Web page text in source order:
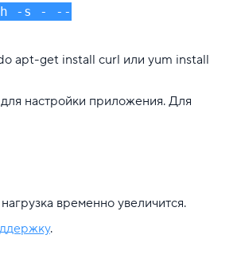
-s - --
apt-get install curl или yum install
для настройки приложения. Для
временно увеличится.
.